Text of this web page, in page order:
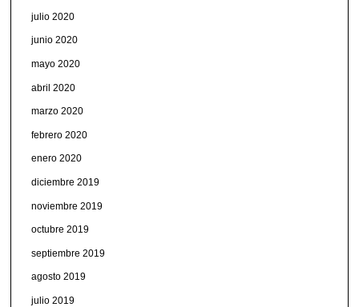
julio 2020
junio 2020
mayo 2020
abril 2020
marzo 2020
febrero 2020
enero 2020
diciembre 2019
noviembre 2019
octubre 2019
septiembre 2019
agosto 2019
julio 2019